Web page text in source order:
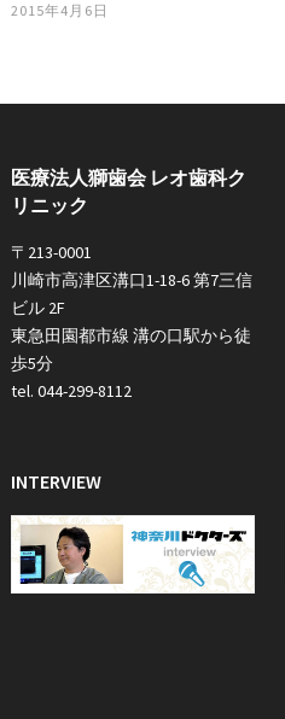
2015年4月6日
医療法人獅歯会 レオ歯科ク
リニック
〒213-0001
川崎市高津区溝口1-18-6 第7三信
ビル 2F
東急田園都市線 溝の口駅から徒
歩5分
tel. 044-299-8112
INTERVIEW